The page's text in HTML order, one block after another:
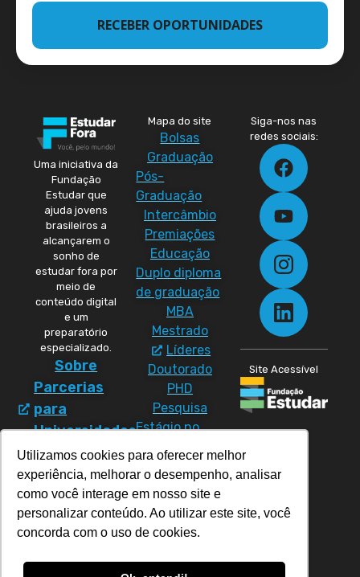
Utilizamos cookies para oferecer melhor
experiência, melhorar o desempenho, analisar
como você interage em nosso site e
personalizar conteúdo. Ao utilizar este site, você
concorda com o uso de cookies.
RECEBER OPORTUNIDADES
Uma iniciativa da
Fundação
Estudar que
ajuda jovens
brasileiros a
alcançarem o
sonho de
estudar fora por
meio de
conteúdo digital
e um
preparatório
especializado.
Sobre
Parcerias
para
Universidades
Política
de
Direitos
Política de
Privacidade
Mapa do site
Bolsas
Graduação
Pós-
Graduação
Intercâmbio
Premiações
Educação
Duplo diploma
de graduação
MBA
Mestrado
Líderes
Doutorado
PHD
Pesquisa
Estágio no
Cursos
Prep Pós-
Siga-nos nas
redes sociais:
Site Acessível